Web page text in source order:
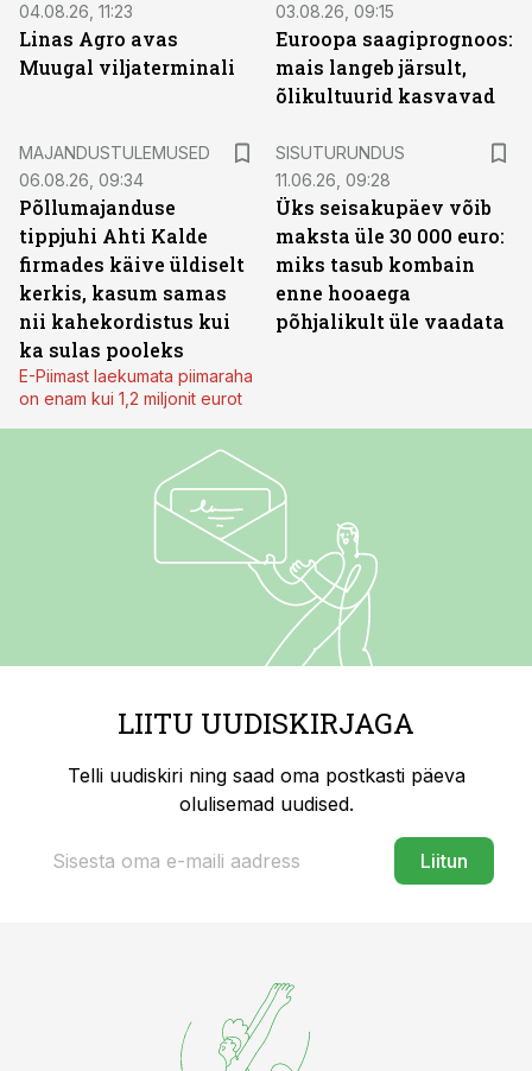
04.08.26, 11:23
Linas Agro avas
Muugal viljaterminali
03.08.26, 09:15
Euroopa saagiprognoos:
mais langeb järsult,
õlikultuurid kasvavad
MAJANDUSTULEMUSED
06.08.26, 09:34
Põllumajanduse
tippjuhi Ahti Kalde
firmades käive üldiselt
kerkis, kasum samas
nii kahekordistus kui
ka sulas pooleks
E-Piimast laekumata piimaraha
on enam kui 1,2 miljonit eurot
SISUTURUNDUS
11.06.26, 09:28
Üks seisakupäev võib
maksta üle 30 000 euro:
miks tasub kombain
enne hooaega
põhjalikult üle vaadata
LIITU UUDISKIRJAGA
Telli uudiskiri ning saad oma postkasti päeva
olulisemad uudised.
Liitun